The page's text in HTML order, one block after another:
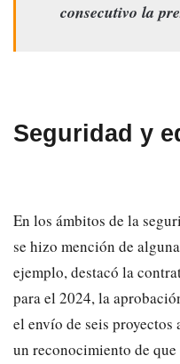
consecutivo la
Seguridad y
En los ámbitos de la
se hizo mención de
ejemplo, destacó la
para el 2024, la
el envío de seis
un reconocimiento de